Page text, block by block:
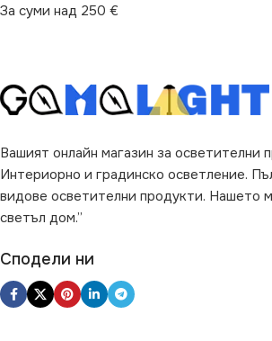
За суми над 250 €
Вашият онлайн магазин за осветителни
Интериорно и градинско осветление.
видове осветителни продукти. Нашето
светъл дом.”
Сподели ни